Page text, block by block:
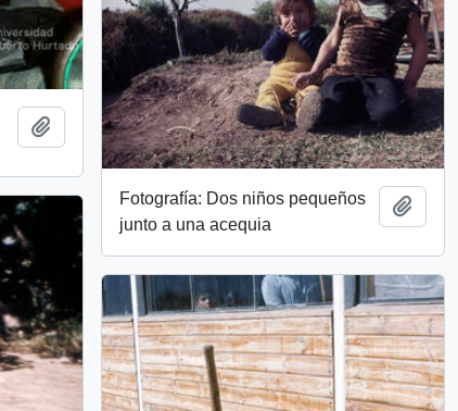
Add to clipboard
Fotografía: Dos niños pequeños
junto a una acequia
Add